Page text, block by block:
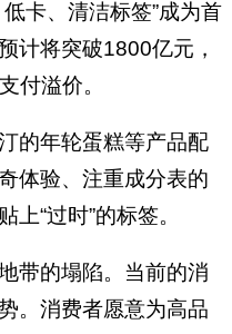
卡、清洁标签”成为首
计将突破1800亿元，
付溢价。
的年轮蛋糕等产品配
体验、注重成分表的
“过时”的标签。
带的塌陷。当前的消
。消费者愿意为高品